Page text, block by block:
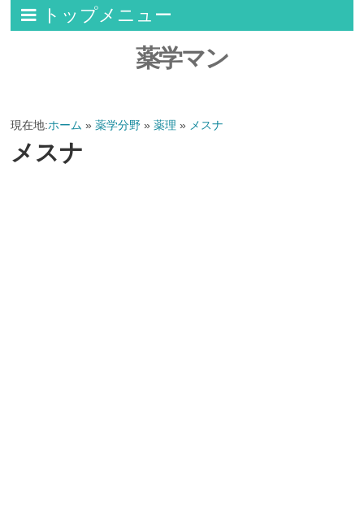
トップメニュー
薬学マン
現在地:ホーム »薬学分野 »薬理 » メスナ
メスナ